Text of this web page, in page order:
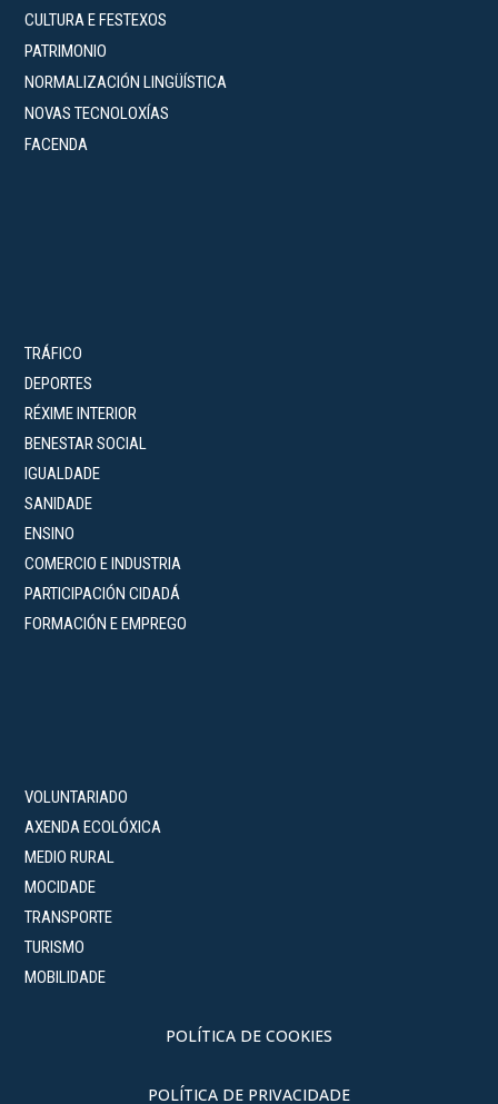
CULTURA E FESTEXOS
PATRIMONIO
NORMALIZACIÓN LINGÜÍSTICA
NOVAS TECNOLOXÍAS
FACENDA
TRÁFICO
DEPORTES
RÉXIME INTERIOR
BENESTAR SOCIAL
IGUALDADE
SANIDADE
ENSINO
COMERCIO E INDUSTRIA
PARTICIPACIÓN CIDADÁ
FORMACIÓN E EMPREGO
VOLUNTARIADO
AXENDA ECOLÓXICA
MEDIO RURAL
MOCIDADE
TRANSPORTE
TURISMO
MOBILIDADE
POLÍTICA DE COOKIES
POLÍTICA DE PRIVACIDADE